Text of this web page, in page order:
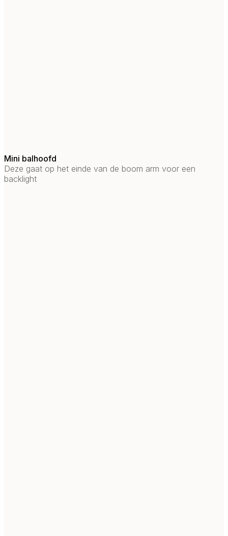
Mini balhoofd
Deze gaat op het einde van de boom arm voor een
backlight